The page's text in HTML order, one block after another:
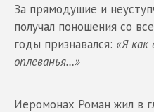
За прямодушие и
получал поношения со
годы признавался: «Я как
оплеванья…»
Иеромонах Роман жил в